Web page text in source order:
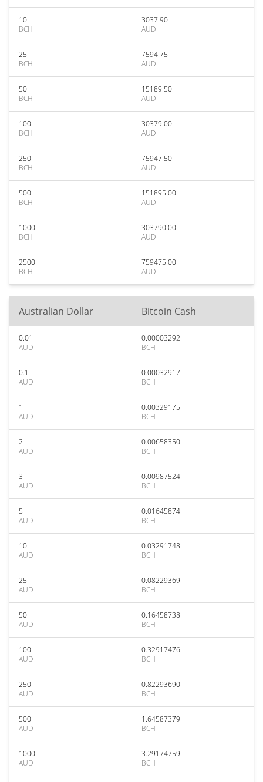
10
BCH
3037.90
AUD
25
BCH
7594.75
AUD
50
BCH
15189.50
AUD
100
BCH
30379.00
AUD
250
BCH
75947.50
AUD
500
BCH
151895.00
AUD
1000
BCH
303790.00
AUD
2500
BCH
759475.00
AUD
Australian Dollar Bitcoin Cash
0.01
AUD
0.00003292
BCH
0.1
AUD
0.00032917
BCH
1
AUD
0.00329175
BCH
2
AUD
0.00658350
BCH
3
AUD
0.00987524
BCH
5
AUD
0.01645874
BCH
10
AUD
0.03291748
BCH
25
AUD
0.08229369
BCH
50
AUD
0.16458738
BCH
100
AUD
0.32917476
BCH
250
AUD
0.82293690
BCH
500
AUD
1.64587379
BCH
1000
AUD
3.29174759
BCH